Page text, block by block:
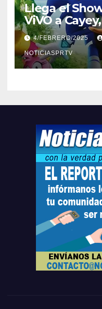
Llega el
ViVO a
Barceloneta
Relojes
compre
4/FEBRERO/2025
NOTICIASPRTV